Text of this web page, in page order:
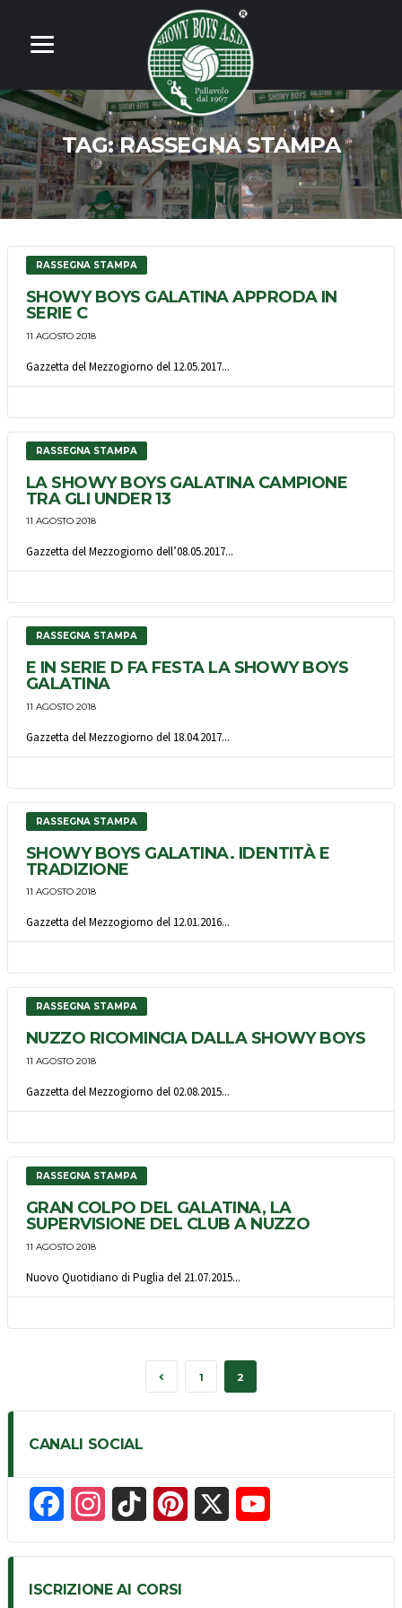
TAG:RASSEGNA STAMPA
RASSEGNA STAMPA
SHOWY BOYS GALATINA APPRODA IN
SERIE C
11 AGOSTO 2018
Gazzetta del Mezzogiorno del 12.05.2017...
RASSEGNA STAMPA
LA SHOWY BOYS GALATINA CAMPIONE
TRA GLI UNDER 13
11 AGOSTO 2018
Gazzetta del Mezzogiorno dell’08.05.2017...
RASSEGNA STAMPA
E IN SERIE D FA FESTA LA SHOWY BOYS
GALATINA
11 AGOSTO 2018
Gazzetta del Mezzogiorno del 18.04.2017...
RASSEGNA STAMPA
SHOWY BOYS GALATINA. IDENTITÀ E
TRADIZIONE
11 AGOSTO 2018
Gazzetta del Mezzogiorno del 12.01.2016...
RASSEGNA STAMPA
NUZZO RICOMINCIA DALLA SHOWY BOYS
11 AGOSTO 2018
Gazzetta del Mezzogiorno del 02.08.2015...
RASSEGNA STAMPA
GRAN COLPO DEL GALATINA, LA
SUPERVISIONE DEL CLUB A NUZZO
11 AGOSTO 2018
Nuovo Quotidiano di Puglia del 21.07.2015...
1 2
CANALI SOCIAL
a
n
i
i
o
ISCRIZIONE AI CORSI